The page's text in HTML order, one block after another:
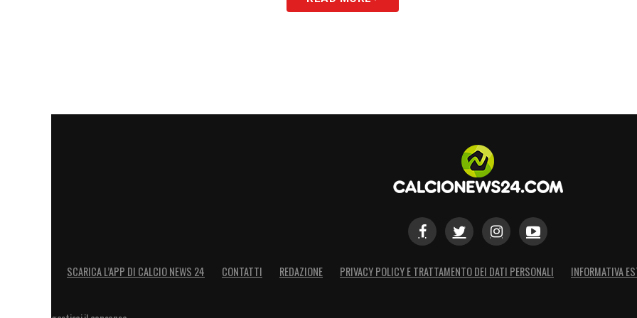
SCARICA L’APP DI CALCIO NEWS 24 CONTATTI REDAZIONE PRIVACY POLICY E TRATTAMENTO DEI DATI PERSONALI INFORMATIVA